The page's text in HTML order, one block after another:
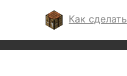
Как сделать